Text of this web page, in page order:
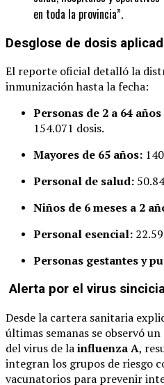
en toda la provincia”.
Desglose de dosis
El reporte oficial detalló la
inmunización hasta la fecha:
Personas de 2 a 64
154.071 dosis.
Mayores de 65 años:
Personal de salud:
Niños de 6 meses a 2
Personal esencial:
Personas gestantes y
Alerta por el virus
Desde la cartera sanitaria
últimas semanas se observó
del virus de lainfluenza A,
integran los grupos de riesgo
vacunatorios para prevenir